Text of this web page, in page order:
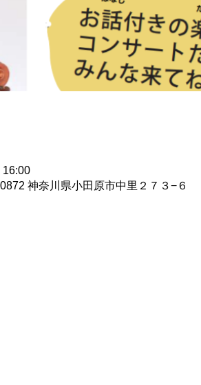
16:00
神奈川県小田原市中里２７３−６